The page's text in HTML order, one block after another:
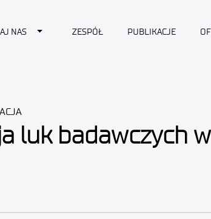
NAS Toggle Dropdown
ZESPÓŁ PUBLIKACJE
luk badawczych